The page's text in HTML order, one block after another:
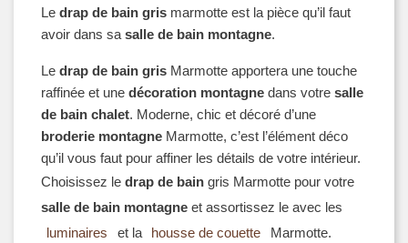
Le drap de bain gris marmotte est la pièce qu’il faut
avoir dans sa salle de bain montagne.
Le drap de bain gris Marmotte apportera une touche
raffinée et une décoration montagne dans votre salle
de bain chalet
broderie montagne Marmotte, c’est l’élément déco
qu’il vous faut pour affiner les détails de votre intérieur.
Choisissez le drap de bain
salle de bain montagne
luminaires
et la housse de couette Marmotte.